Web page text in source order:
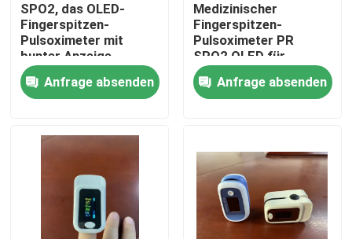
Haus
Produkte
SPO2, das OLED-
Fingerspitzen-
Pulsoximeter mit
bunter Anzeige,
Blutsauerstoffmonitor
überwacht
Anfrage absenden
Medizinischer
Fingerspitzen-
Pulsoximeter PR
SPO2 OLED für
Krankenhaus-
Krankenwagen,
Blutsauerstoffmonitor
Anfrage absenden